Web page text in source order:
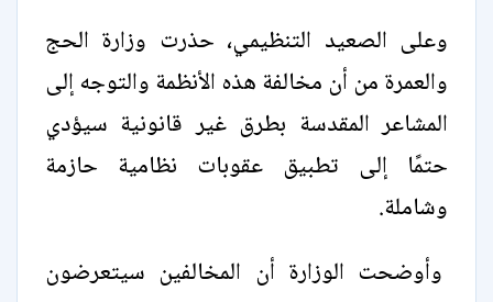
وعلى الصعيد التنظيمي، حذرت وزارة الحج
والعمرة من أن مخالفة هذه الأنظمة والتوجه إلى
المشاعر المقدسة بطرق غير قانونية سيؤدي
حتمًا إلى تطبيق عقوبات نظامية حازمة
وشاملة.
وأوضحت الوزارة أن المخالفين سيتعرضون